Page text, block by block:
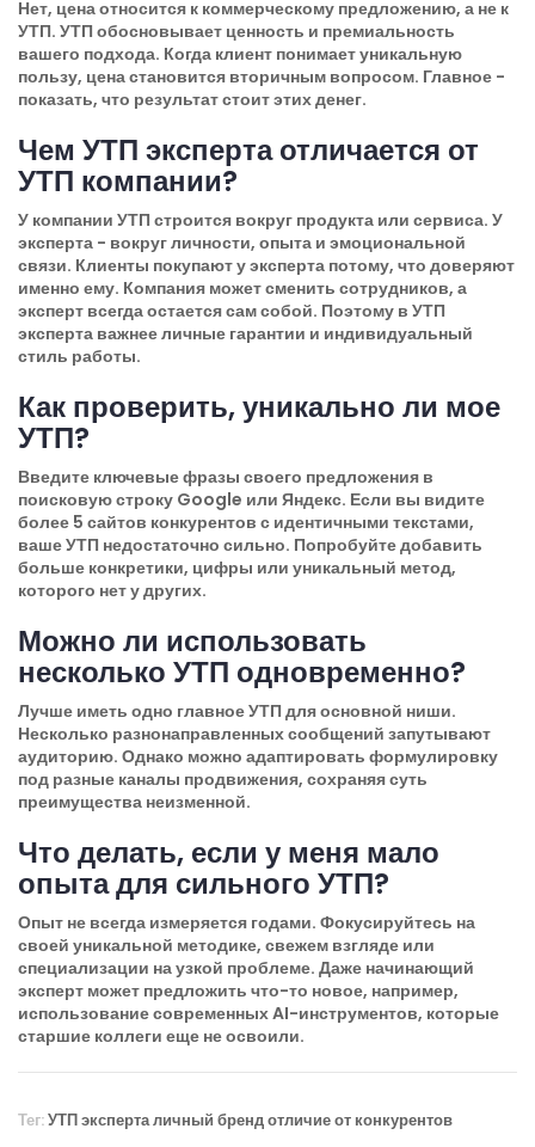
Нет, цена относится к коммерческому предложению, а не к
УТП. УТП обосновывает ценность и премиальность
вашего подхода. Когда клиент понимает уникальную
пользу, цена становится вторичным вопросом. Главное -
показать, что результат стоит этих денег.
Чем УТП эксперта отличается от
УТП компании?
У компании УТП строится вокруг продукта или сервиса. У
эксперта - вокруг личности, опыта и эмоциональной
связи. Клиенты покупают у эксперта потому, что доверяют
именно ему. Компания может сменить сотрудников, а
эксперт всегда остается сам собой. Поэтому в УТП
эксперта важнее личные гарантии и индивидуальный
стиль работы.
Как проверить, уникально ли мое
УТП?
Введите ключевые фразы своего предложения в
поисковую строку Google или Яндекс. Если вы видите
более 5 сайтов конкурентов с идентичными текстами,
ваше УТП недостаточно сильно. Попробуйте добавить
больше конкретики, цифры или уникальный метод,
которого нет у других.
Можно ли использовать
несколько УТП одновременно?
Лучше иметь одно главное УТП для основной ниши.
Несколько разнонаправленных сообщений запутывают
аудиторию. Однако можно адаптировать формулировку
под разные каналы продвижения, сохраняя суть
преимущества неизменной.
Что делать, если у меня мало
опыта для сильного УТП?
Опыт не всегда измеряется годами. Фокусируйтесь на
своей уникальной методике, свежем взгляде или
специализации на узкой проблеме. Даже начинающий
эксперт может предложить что-то новое, например,
использование современных AI-инструментов, которые
старшие коллеги еще не освоили.
Тег:УТП эксперталичный брендотличие от конкурентов